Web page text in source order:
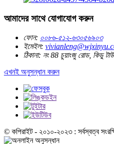
আমাদের সাথে যোগাযোগ করুন
ফোন: ০০৮৬-৫১২-৬৩০৫৬৯০৩
ইমেইল:
ঠিকানা: নং 88 চুয়াংজু রোড, কিডু
এখনই অনুসন্ধান করুন
© কপিরাইট - ২০১০-২০২৩ : সর্বস্বত্ব